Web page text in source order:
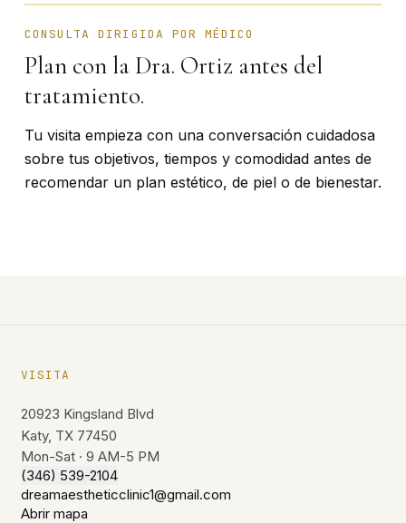
CONSULTA DIRIGIDA POR MÉDICO
Plan con la Dra. Ortiz antes del
tratamiento.
Tu visita empieza con una conversación cuidadosa
sobre tus objetivos, tiempos y comodidad antes de
recomendar un plan estético, de piel o de bienestar.
VISITA
20923 Kingsland Blvd
Katy, TX 77450
Mon-Sat · 9 AM-5 PM
(346) 539-2104
dreamaestheticclinic1@gmail.com
Abrir mapa